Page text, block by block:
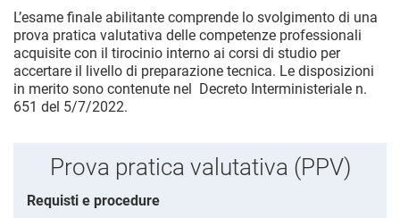
L’esame finale abilitante comprende lo svolgimento di una
prova pratica valutativa delle competenze professionali
acquisite con il tirocinio interno ai corsi di studio per
accertare il livello di preparazione tecnica. Le disposizioni
in merito sono contenute nel Decreto Interministeriale n.
651 del 5/7/2022.
Prova pratica valutativa (PPV)
Requisti e procedure